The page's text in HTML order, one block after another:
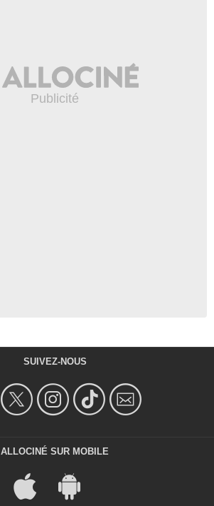
SUIVEZ-NOUS
ALLOCINÉ SUR MOBILE